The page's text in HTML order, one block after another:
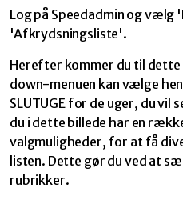
Log på Speedadmin og vælg
'Afkrydsningsliste'.
Herefter kommer du til dette
down-menuen kan vælge
SLUTUGE for de uger, du
du i dette billede har en
valgmuligheder, for at få
listen. Dette gør du ved at
rubrikker.